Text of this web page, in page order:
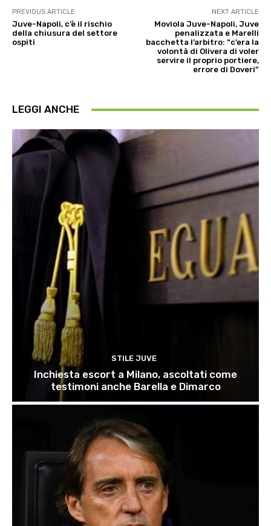
PREVIOUS ARTICLE
Juve-Napoli, c’è il rischio
della chiusura del settore
ospiti
NEXT ARTICLE
Moviola Juve-Napoli, Juve
penalizzata e Marelli
bacchetta l’arbitro: “c’era la
volontà di Olivera di voler
servire il proprio portiere,
errore di Doveri”
LEGGI ANCHE
STILE JUVE
Inchiesta escort a Milano, ascoltati come
testimoni anche Barella e Dimarco